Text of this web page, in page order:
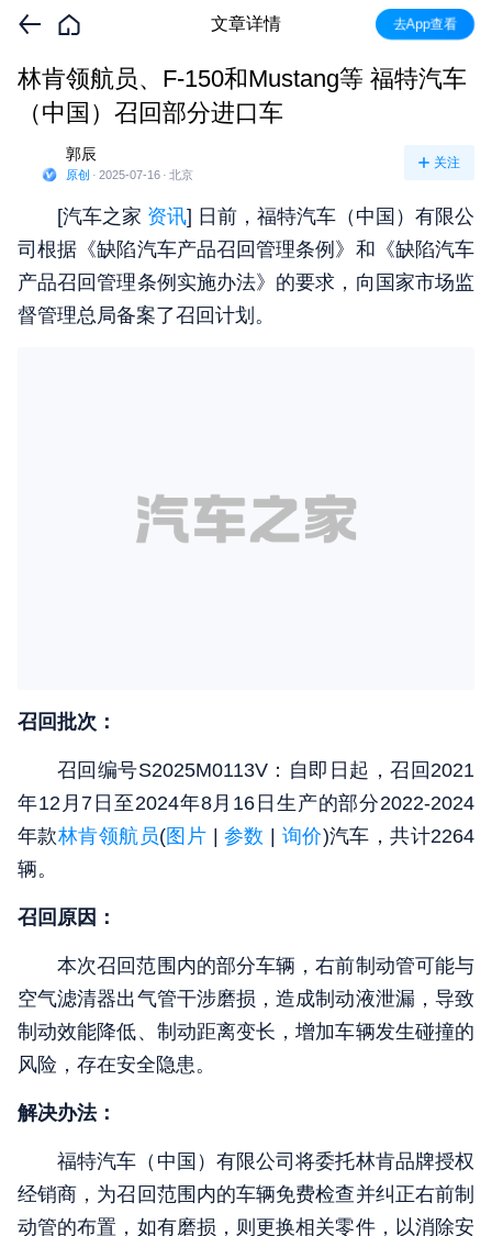
文章详情 去App查看
林肯领航员、F-150和Mustang等 福特汽车
（中国）召回部分进口车
郭辰
原创 · 2025-07-16 · 北京
关注
[汽车之家 资讯] 日前，福特汽车（中国）有限公
司根据《缺陷汽车产品召回管理条例》和《缺陷汽车
产品召回管理条例实施办法》的要求，向国家市场监
督管理总局备案了召回计划。
召回批次：
召回编号S2025M0113V：自即日起，召回2021
年12月7日至2024年8月16日生产的部分2022-2024
年款林肯领航员(图片 |参数 询价)汽车，共计2264
辆。
召回原因：
本次召回范围内的部分车辆，右前制动管可能与
空气滤清器出气管干涉磨损，造成制动液泄漏，导致
制动效能降低、制动距离变长，增加车辆发生碰撞的
风险，存在安全隐患。
解决办法：
福特汽车（中国）有限公司将委托林肯品牌授权
经销商，为召回范围内的车辆免费检查并纠正右前制
动管的布置，如有磨损，则更换相关零件，以消除安